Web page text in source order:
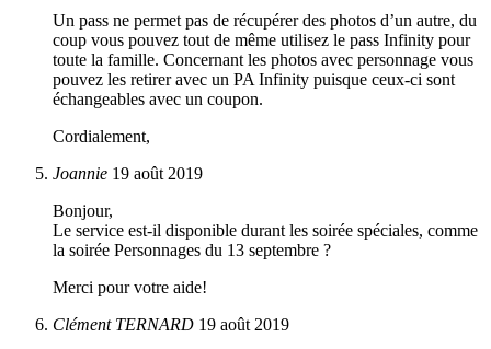
Un pass ne permet pas de récupérer des photos d’un autre, du
coup vous pouvez tout de même utilisez le pass Infinity pour
toute la famille. Concernant les photos avec personnage vous
pouvez les retirer avec un PA Infinity puisque ceux-ci sont
échangeables avec un coupon.
Cordialement,
Joannie 19 août 2019
Bonjour,
Le service est-il disponible durant les soirée spéciales, comme
la soirée Personnages du 13 septembre ?
Merci pour votre aide!
Clément TERNARD 19 août 2019